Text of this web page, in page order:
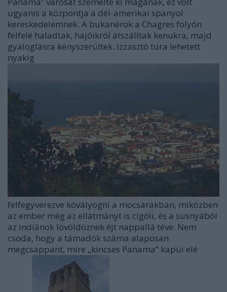
ugyanis a központja a dél-amerikai spanyol
kereskedelemnek. A bukanérok a Chagres folyón
felfelé haladtak, hajóikról átszálltak kenukra, majd
gyaloglásra kényszerültek. Izzasztó túra lehetett
nyakig
felfegyverezve kóvályogni a mocsarakban, miközben
az ember még az ellátmányt is cígöli, és a susnyából
az indiánok lövöldöznek éjt nappallá téve. Nem
csoda, hogy a támadók száma alaposan
megcsappant, mire „kincses Panama” kapui elé